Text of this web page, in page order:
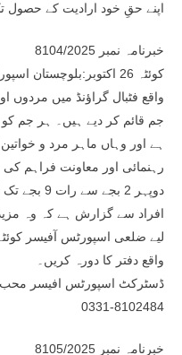
اپنے حقِ خود ارادیت کے حصول
خبرنامہ نمبر 8104/2025
کوئٹہ 26
واقع فٹبال گراؤنڈ میں مردوں
جم قائم کر دیے ہیں۔ ہر جم
ہے اور وہاں ماہر مرد و
رہنمائی اور معاونت فراہم کی
دوپہر 2
افراد سے گزارش ہے کہ وہ
لیے ضلعی اسپورٹس آفیسر
واقع دفتر کا دورہ کریں۔
ڈسٹرکٹ اسپورٹس افیسر محب
0331-8102484
خبرنامہ نمبر 8105/2025